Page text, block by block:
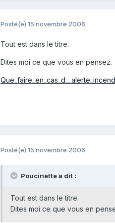
Posté(e) 15 novembre 2006
Tout est dans le titre.
Dites moi ce que vous en pensez.
Posté(e) 15 novembre 2006
Poucinette a dit :
Tout est dans le titre.
Dites moi ce que vous en